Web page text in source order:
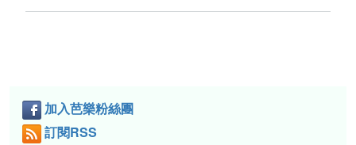
加入芭樂粉絲團
訂閱RSS